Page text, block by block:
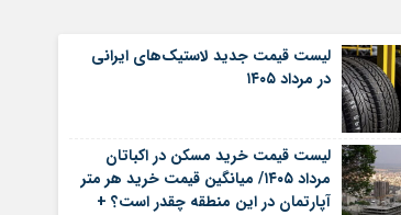
لیست قیمت جدید لاستیک‌های ایرانی
در مرداد ۱۴۰۵
لیست قیمت خرید مسکن در اکباتان
مرداد ۱۴۰۵/ میانگین قیمت خرید هر متر
آپارتمان در این منطقه چقدر است؟ +